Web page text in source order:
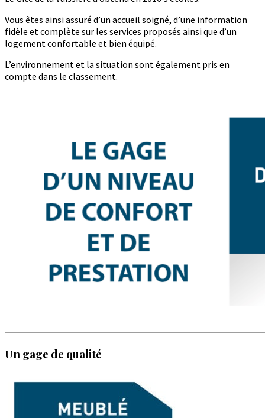
Vous êtes ainsi assuré d’un accueil soigné, d’une information
fidèle et complète sur les services proposés ainsi que d’un
logement confortable et bien équipé.
L’environnement et la situation sont également pris en
compte dans le classement.
Un gage de qualité